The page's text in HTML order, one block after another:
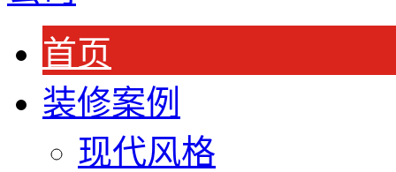
首页
装修案例
现代风格